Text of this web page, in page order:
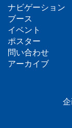
フ
ッ
タ
ナビゲーション
ブース
イベント
ポスター
問い合わせ
アーカイブ